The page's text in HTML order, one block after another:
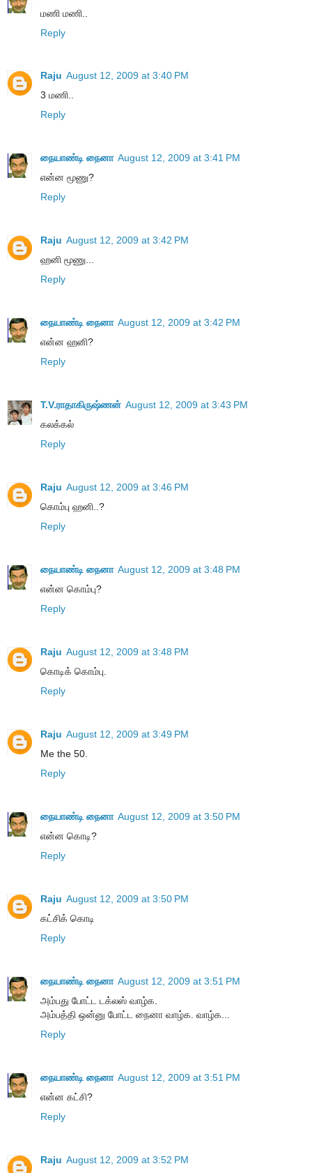
மணி மணி..
Reply
Raju August 12, 2009 at 3:40 PM
3 மணி..
Reply
நையாண்டி நைனா August 12, 2009 at 3:41 PM
என்ன மூணு?
Reply
Raju August 12, 2009 at 3:42 PM
ஹனி மூணு...
Reply
நையாண்டி நைனா August 12, 2009 at 3:42 PM
என்ன ஹனி?
Reply
T.V.ராதாகிருஷ்ணன் August 12, 2009 at 3:43 PM
கலக்கல்
Reply
Raju August 12, 2009 at 3:46 PM
கொம்பு ஹனி..?
Reply
நையாண்டி நைனா August 12, 2009 at 3:48 PM
என்ன கொம்பு?
Reply
Raju August 12, 2009 at 3:48 PM
கொடிக் கொம்பு.
Reply
Raju August 12, 2009 at 3:49 PM
Me the 50.
Reply
நையாண்டி நைனா August 12, 2009 at 3:50 PM
என்ன கொடி?
Reply
Raju August 12, 2009 at 3:50 PM
கட்சிக் கொடி
Reply
நையாண்டி நைனா August 12, 2009 at 3:51 PM
அம்பது போட்ட டக்லஸ் வாழ்க.
அம்பத்தி ஒன்னு போட்ட நைனா வாழ்க. வாழ்க...
Reply
நையாண்டி நைனா August 12, 2009 at 3:51 PM
என்ன கட்சி?
Reply
Raju August 12, 2009 at 3:52 PM